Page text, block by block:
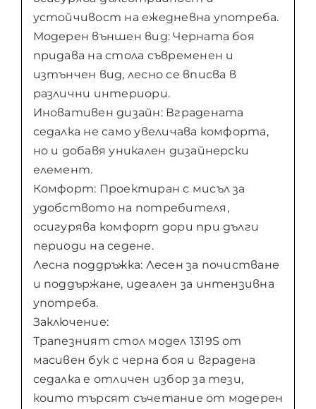
устойчивост на ежедневна употреба.
Модерен външен вид: Черната боя
придава на стола съвременен и
изтънчен вид, лесно се вписва в
различни интериори.
Иновативен дизайн: Вградената
седалка не само увеличава комфорта,
но и добавя уникален дизайнерски
елемент.
Комфорт: Проектиран с мисъл за
удобството на потребителя,
осигурява комфорт дори при дълги
периоди на седене.
Лесна поддръжка: Лесен за почистване
и поддържане, идеален за интензивна
употреба.
Заключение:
Трапезният стол модел 1319S от
масивен бук с черна боя и вградена
седалка е отличен избор за тези,
които търсят съчетание от модерен